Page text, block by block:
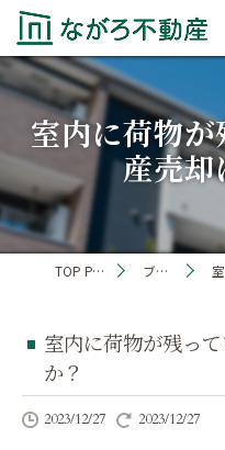
室内に荷物
産売却
TOP PAGE ブログ
室内に荷物が残っ
か？
2023/12/27 2023/12/27